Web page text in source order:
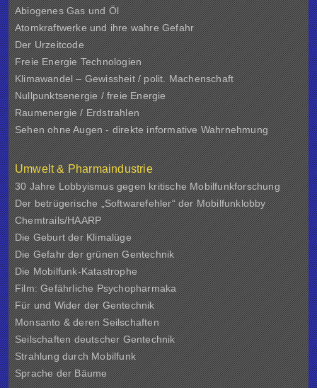
Abiogenes Gas und Öl
Atomkraftwerke und ihre wahre Gefahr
Der Urzeitcode
Freie Energie Technologien
Klimawandel – Gewissheit / polit. Machenschaft
Nullpunktsenergie / freie Energie
Raumenergie / Erdstrahlen
Sehen ohne Augen - direkte informative Wahrnehmung
Umwelt & Pharmaindustrie
30 Jahre Lobbyismus gegen kritische Mobilfunkforschung
Der betrügerische „Softwarefehler“ der Mobilfunklobby
Chemtrails/HAARP
Die Geburt der Klimalüge
Die Gefahr der grünen Gentechnik
Die Mobilfunk-Katastrophe
Film: Gefährliche Psychopharmaka
Für und Wider der Gentechnik
Monsanto & deren Seilschaften
Seilschaften deutscher Gentechnik
Strahlung durch Mobilfunk
Sprache der Bäume